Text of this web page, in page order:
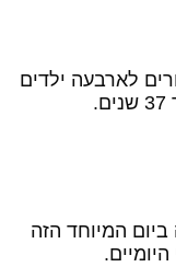
לארבעה ילדים
המיוחד הזה